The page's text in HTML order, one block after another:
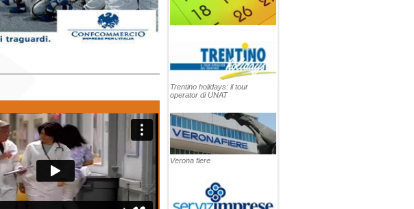
Trentino holidays: il tour
operator di UNAT
Verona fiere